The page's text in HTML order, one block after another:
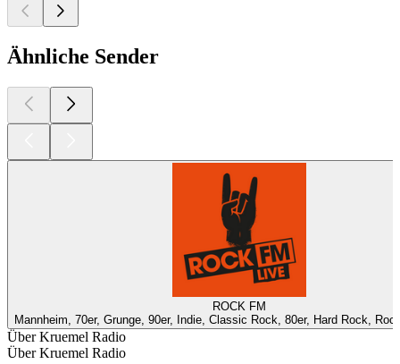
Ähnliche Sender
ROCK FM
Mannheim, 70er, Grunge, 90er, Indie, Classic Rock, 80er, Hard Rock,
Über Kruemel Radio
Über Kruemel Radio